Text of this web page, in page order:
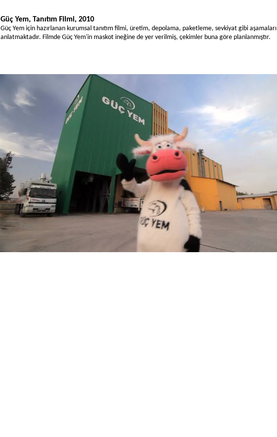
Güç Yem, Tanıtım Filmi, 2010
Güç Yem için hazırlanan kurumsal tanıtım filmi, üretim, depolama, paketleme, sevkiyat gibi aşamaları
anlatmaktadır. Filmde Güç Yem'in maskot ineğine de yer verilmiş, çekimler buna göre planlanmıştır.